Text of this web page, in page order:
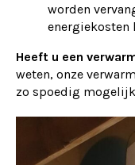
worden
energiekosten
Heeft u een
weten, onze
zo spoedig